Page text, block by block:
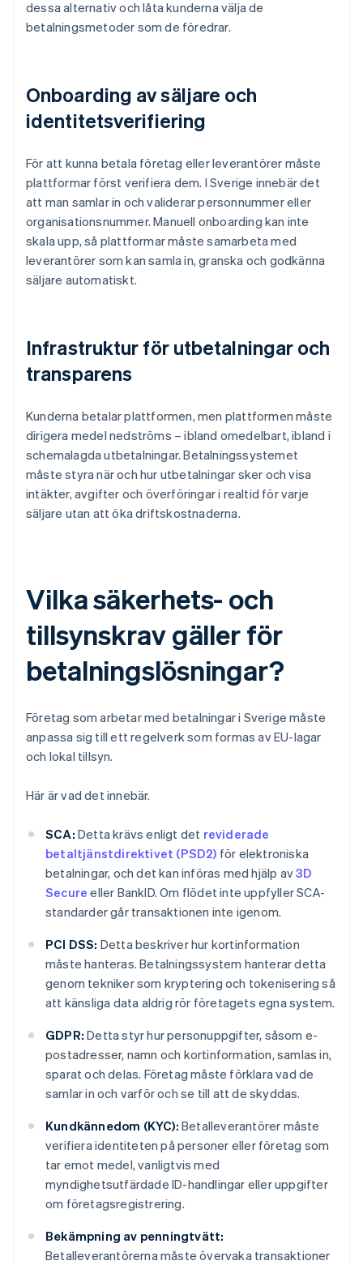
dessa alternativ och låta kunderna välja de
betalningsmetoder som de föredrar.
Onboarding av säljare och
identitetsverifiering
För att kunna betala företag eller leverantörer måste
plattformar först verifiera dem. I Sverige innebär det
att man samlar in och validerar personnummer eller
organisationsnummer. Manuell onboarding kan inte
skala upp, så plattformar måste samarbeta med
leverantörer som kan samla in, granska och godkänna
säljare automatiskt.
Infrastruktur för utbetalningar och
transparens
Kunderna betalar plattformen, men plattformen måste
dirigera medel nedströms – ibland omedelbart, ibland i
schemalagda utbetalningar. Betalningssystemet
måste styra när och hur utbetalningar sker och visa
intäkter, avgifter och överföringar i realtid för varje
säljare utan att öka driftskostnaderna.
Vilka säkerhets- och
tillsynskrav gäller för
betalningslösningar?
Företag som arbetar med betalningar i Sverige måste
anpassa sig till ett regelverk som formas av EU-lagar
och lokal tillsyn.
Här är vad det innebär.
SCA: Detta krävs enligt det reviderade
betaltjänstdirektivet (PSD2) för elektroniska
betalningar, och det kan införas med hjälp av3D
Secure eller BankID. Om flödet inte uppfyller SCA-
standarder går transaktionen inte igenom.
PCI DSS: Detta beskriver hur kortinformation
måste hanteras. Betalningssystem hanterar detta
genom tekniker som kryptering och tokenisering så
att känsliga data aldrig rör företagets egna system.
GDPR: Detta styr hur personuppgifter, såsom e-
postadresser, namn och kortinformation, samlas in,
sparat och delas. Företag måste förklara vad de
samlar in och varför och se till att de skyddas.
Kundkännedom (KYC): Betalleverantörer måste
verifiera identiteten på personer eller företag som
tar emot medel, vanligtvis med
myndighetsutfärdade ID-handlingar eller uppgifter
om företagsregistrering.
Bekämpning av penningtvätt:
Betalleverantörerna måste övervaka transaktioner